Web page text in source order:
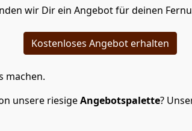
wir Dir ein Angebot für deinen
Kostenloses Angebot erhalten
machen.
unsere riesigeAngebotspalette?